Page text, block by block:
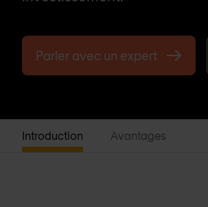
Parler avec un expert
Introduction Avantages